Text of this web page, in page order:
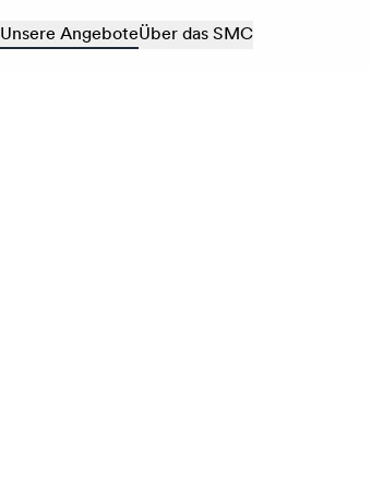
Unsere AngeboteÜber das SMC